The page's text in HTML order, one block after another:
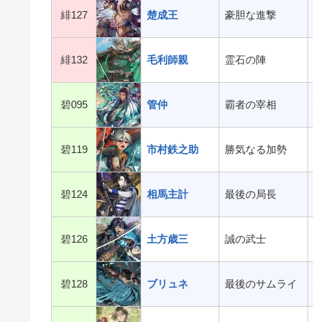
緋127 楚成王 豪胆な進撃
緋132 毛利師親 霊石の陣
碧095 管仲 霸者の宰相
碧119 市村鉄之助 勝気なる加勢
碧124 相馬主計 最後の局長
碧126 土方歳三 誠の武士
碧128 ブリュネ 最後のサムライ